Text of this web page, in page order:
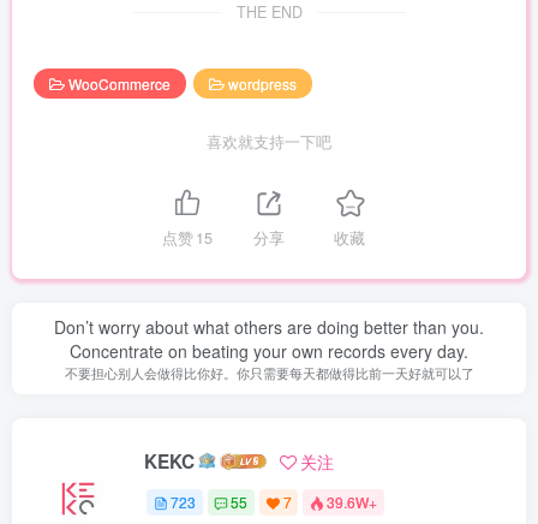
THE END
WooCommerce wordpress
喜欢就支持一下吧
点赞15 分享 收藏
Don’t worry about what others are doing better than you.
Concentrate on beating your own records every day.
不要担心别人会做得比你好。你只需要每天都做得比前一天好就可以了
KEKC 关注
723 55 7 39.6W+